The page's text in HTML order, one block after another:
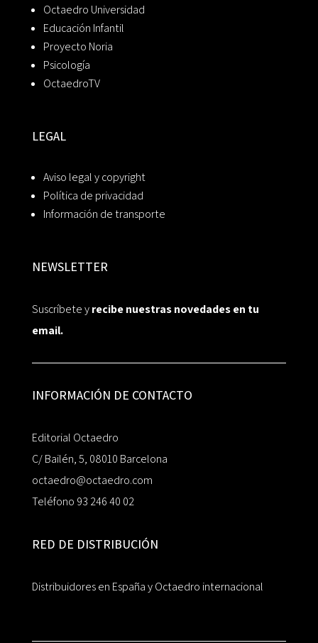
Octaedro Universidad
Educación Infantil
Proyecto Noria
Psicología
OctaedroTV
LEGAL
Aviso legal y copyright
Política de privacidad
Información de transporte
NEWSLETTER
Suscríbete yrecibe nuestras novedades en tu
email.
INFORMACIÓN DE CONTACTO
Editorial Octaedro
C/ Bailén, 5, 08010 Barcelona
octaedro@octaedro.com
Teléfono 93 246 40 02
RED DE DISTRIBUCIÓN
Distribuidores en España y Octaedro internacional